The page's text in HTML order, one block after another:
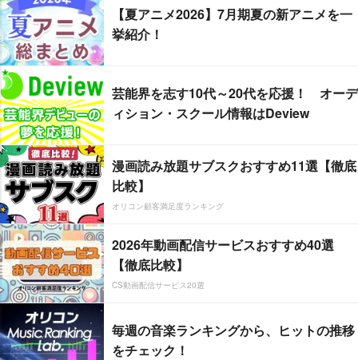
【夏アニメ2026】7月期夏の新アニメを一
挙紹介！
芸能界を志す10代～20代を応援！ オーデ
ィション・スクール情報はDeview
漫画読み放題サブスクおすすめ11選【徹底
比較】
オリコン顧客満足度ランキング
2026年動画配信サービスおすすめ40選
【徹底比較】
CS動画配信サービス20選
毎週の音楽ランキングから、ヒットの推移
をチェック！